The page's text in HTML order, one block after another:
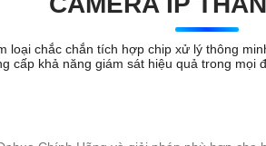
loại chắc chắn tích hợp chip xử lý thông
cấp khả năng giám sát hiệu quả trong mọi